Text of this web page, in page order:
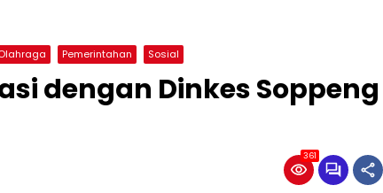
Pemerintahan Sosial
dengan Dinkes Soppeng
361